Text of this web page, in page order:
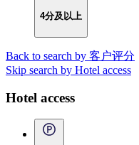
4分及以上
Back to search by 客户评分
Skip search by Hotel access
Hotel access